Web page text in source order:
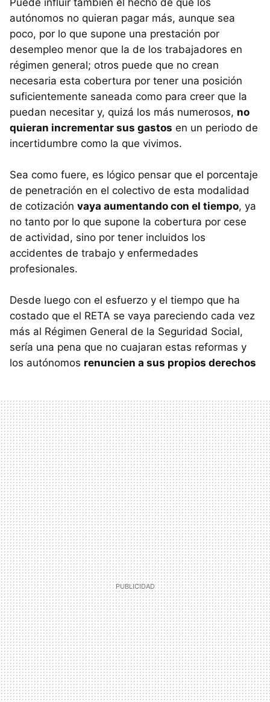
Puede influir también el hecho de que los
autónomos no quieran pagar más, aunque sea
poco, por lo que supone una prestación por
desempleo menor que la de los trabajadores en
régimen general; otros puede que no crean
necesaria esta cobertura por tener una posición
suficientemente saneada como para creer que la
puedan necesitar y, quizá los más numerosos, no
quieran incrementar sus gastos en un periodo de
incertidumbre como la que vivimos.
Sea como fuere, es lógico pensar que el porcentaje
de penetración en el colectivo de esta modalidad
de cotización vaya aumentando con el tiempo, ya
no tanto por lo que supone la cobertura por cese
de actividad, sino por tener incluidos los
accidentes de trabajo y enfermedades
profesionales.
Desde luego con el esfuerzo y el tiempo que ha
costado que el RETA se vaya pareciendo cada vez
más al Régimen General de la Seguridad Social,
sería una pena que no cuajaran estas reformas y
los autónomos renuncien a sus propios derechos